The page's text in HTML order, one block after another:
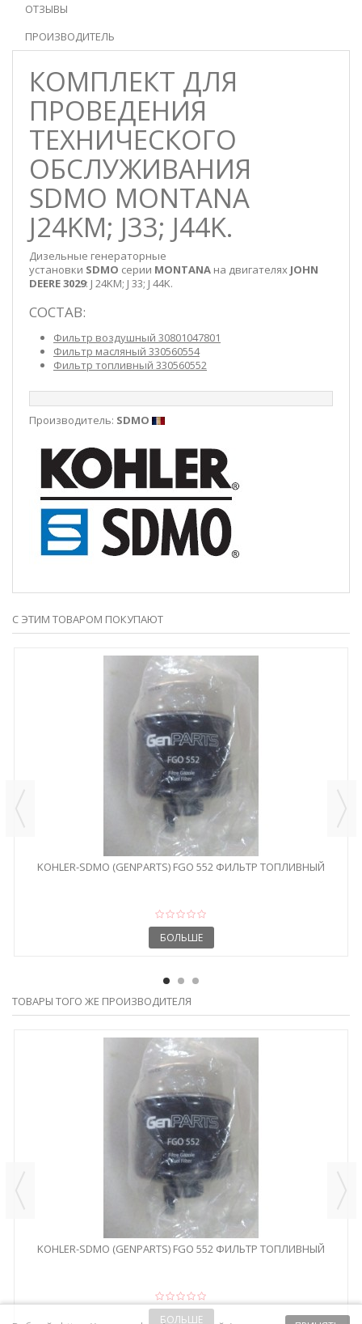
ОТЗЫВЫ
ПРОИЗВОДИТЕЛЬ
КОМПЛЕКТ ДЛЯ
ПРОВЕДЕНИЯ
ТЕХНИЧЕСКОГО
ОБСЛУЖИВАНИЯ
SDMO MONTANA
J24KM; J33; J44K.
Дизельные генераторные
установки SDMO серии MONTANA на двигателях JOHN
DEERE 3029: J 24KM; J 33; J 44K.
СОСТАВ:
Фильтр воздушный 30801047801
Фильтр масляный 330560554
Фильтр топливный 330560552
Производитель: SDMO
С ЭТИМ ТОВАРОМ ПОКУПАЮТ
KOHLER-SDMO (GENPARTS) FGO 552 ФИЛЬТР ТОПЛИВНЫЙ
БОЛЬШЕ
ТОВАРЫ ТОГО ЖЕ ПРОИЗВОДИТЕЛЯ
KOHLER-SDMO (GENPARTS) FGO 552 ФИЛЬТР ТОПЛИВНЫЙ
БОЛЬШЕ